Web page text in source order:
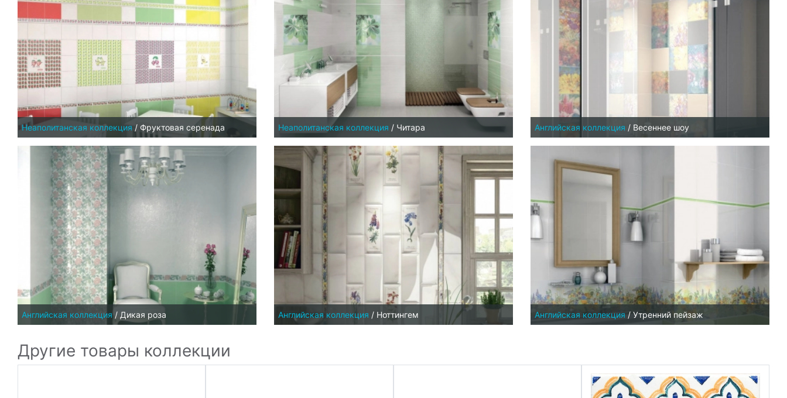
Неаполитанская коллекция / Фруктовая серенада Неаполитанская коллекция / Читара Английская коллекция / Весеннее шоу
Английская коллекция / Дикая роза Английская коллекция / Ноттингем Английская коллекция / Утренний пейзаж
Другие товары коллекции